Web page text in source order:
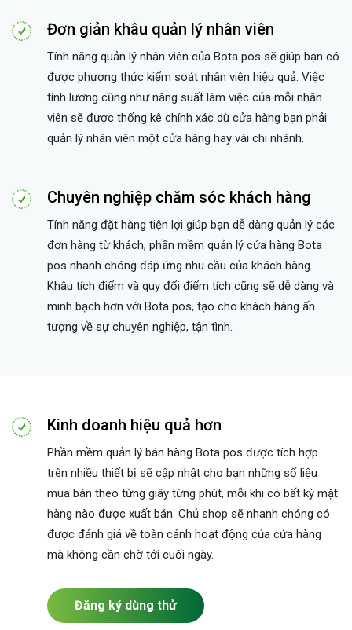
Đơn giản khâu quản lý nhân viên
Tính năng quản lý nhân viên của Bota pos sẽ giúp bạn có
được phương thức kiểm soát nhân viên hiệu quả. Việc
tính lương cũng như năng suất làm việc của mỗi nhân
viên sẽ được thống kê chính xác dù cửa hàng bạn phải
quản lý nhân viên một cửa hàng hay vài chi nhánh.
Chuyên nghiệp chăm sóc khách hàng
Tính năng đặt hàng tiện lợi giúp bạn dễ dàng quản lý các
đơn hàng từ khách, phần mềm quản lý cửa hàng Bota
pos nhanh chóng đáp ứng nhu cầu của khách hàng.
Khâu tích điểm và quy đổi điểm tích cũng sẽ dễ dàng và
minh bạch hơn với Bota pos, tạo cho khách hàng ấn
tượng về sự chuyên nghiệp, tận tình.
Kinh doanh hiệu quả hơn
Phần mềm quản lý bán hàng Bota pos được tích hợp
trên nhiều thiết bị sẽ cập nhật cho bạn những số liệu
mua bán theo từng giây từng phút, mỗi khi có bất kỳ mặt
hàng nào được xuất bán. Chủ shop sẽ nhanh chóng có
được đánh giá về toàn cảnh hoạt động của cửa hàng
mà không cần chờ tới cuối ngày.
Đăng ký dùng thử